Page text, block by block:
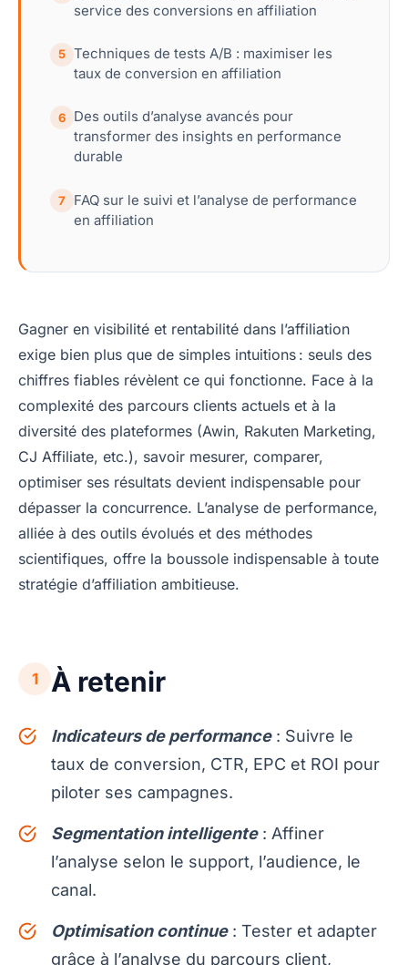
service des conversions en affiliation
5 Techniques de tests A/B : maximiser les
taux de conversion en affiliation
6
Des outils d’analyse avancés pour
transformer des insights en performance
durable
7
FAQ sur le suivi et l’analyse de performance
en affiliation
Gagner en visibilité et rentabilité dans l’affiliation
exige bien plus que de simples intuitions : seuls des
chiffres fiables révèlent ce qui fonctionne. Face à la
complexité des parcours clients actuels et à la
diversité des plateformes (Awin, Rakuten Marketing,
CJ Affiliate, etc.), savoir mesurer, comparer,
optimiser ses résultats devient indispensable pour
dépasser la concurrence. L’analyse de performance,
alliée à des outils évolués et des méthodes
scientifiques, offre la boussole indispensable à toute
stratégie d’affiliation ambitieuse.
1 À retenir
Indicateurs de performance: Suivre le
taux de conversion, CTR, EPC et ROI pour
piloter ses campagnes.
Segmentation intelligente: Affiner
l’analyse selon le support, l’audience, le
canal.
Optimisation continue: Tester et adapter
grâce à l’analyse du parcours client,